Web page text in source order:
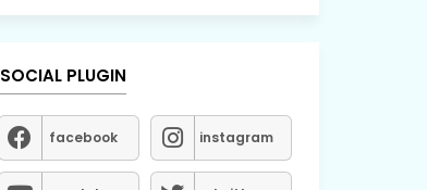
SOCIAL PLUGIN
facebook instagram